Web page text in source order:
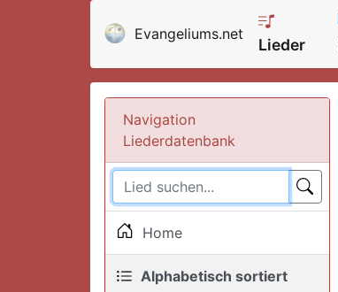
Evangeliums.net
Lieder
Navigation
Liederdatenbank
Home
Alphabetisch sortiert